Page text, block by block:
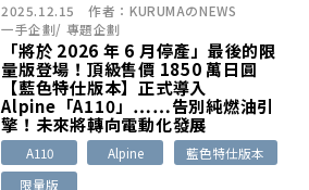
2025.12.15 作者： KURUMAのNEWS
一手企劃/ 專題企劃
「將於 2026 年 6 月停產」最後的限
量版登場！頂級售價 1850 萬日圓
【藍色特仕版本】正式導入
Alpine「A110」……告別純燃油引
擎！未來將轉向電動化發展
A110 Alpine
藍色特仕版本
限量版